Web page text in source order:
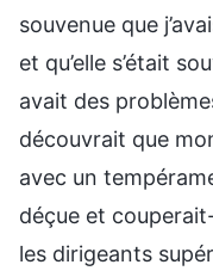
souvenue que
et qu’elle s’était
avait des
découvrait que
avec un
déçue et
les dirigeants